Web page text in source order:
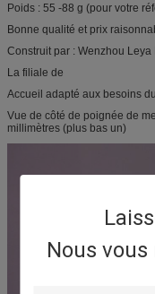
Nous
Poids : 55 -88 g (pour votre
Bonne qualité et prix
Construit par : Wenzhou
La filiale de
Accueil adapté aux besoins
Vue de côté de poignée de
millimètres (plus bas un)